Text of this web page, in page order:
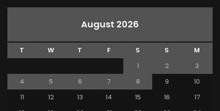
August 2026
T W T F S S
M
1
2
3
4
5 6 7 8 9
10
11
12 13 14 15 16
17